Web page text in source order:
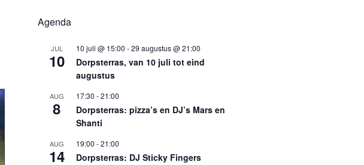
Agenda
JUL
10
10 juli @ 15:00 -29 augustus @ 21:00
Dorpsterras, van 10 juli tot eind
augustus
AUG
8
17:30 -21:00
Dorpsterras: pizza’s en DJ’s Mars en
Shanti
AUG
14
19:00 -21:00
Dorpsterras: DJ Sticky Fingers